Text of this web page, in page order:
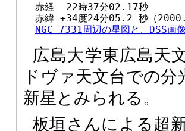
  赤経  22時37分02.17秒
赤緯 +34度24分05.2 秒（
NGC 7331周辺の星図と、DSS画
広島大学東広島天
ドヴァ天文台での
新星とみられる。
板垣さんによる超